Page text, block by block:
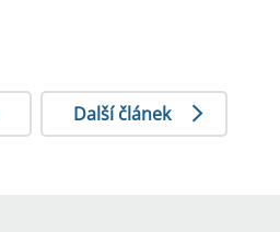
Další článek